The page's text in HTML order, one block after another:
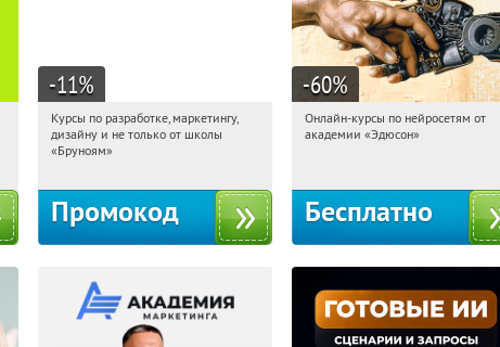
-11%
12:32:51
Получи первым!
Россия
Курсы по разработке, маркетингу,
дизайну и не только от школы
«Бруноям»
Промокод
-60%
12:32:51 Получили:
Онлайн-курсы по нейросетям от
академии «Эдюсон»
Бесплатно